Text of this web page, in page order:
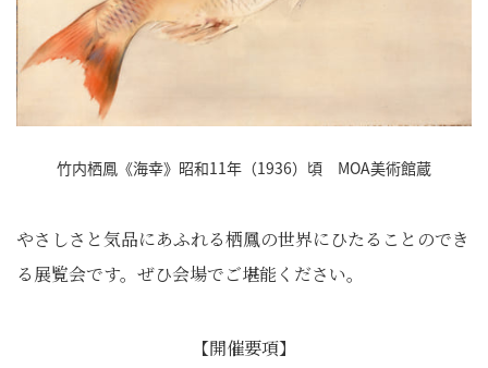
竹内栖鳳《海幸》昭和11年（1936）頃 MOA美術館蔵
やさしさと気品にあふれる栖鳳の世界にひたることのでき
る展覧会です。ぜひ会場でご堪能ください。
【開催要項】